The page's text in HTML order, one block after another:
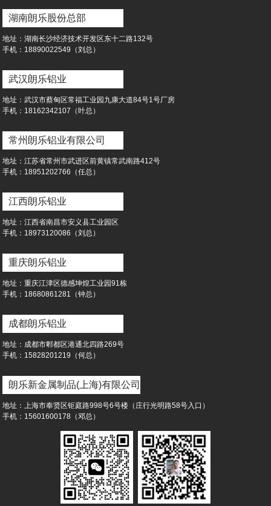
湖南朗乐股份总部
地址：湖南⻓沙经济技术开发区东⼗⼆路132号
⼿机：18890022549（刘总）
武汉朗乐铝业
地址：武汉市蔡甸区常福⼯业园九康⼤道84号1号⼚房
⼿机：18162342107（叶总）
常州朗乐铝业有限公司
地址：江苏省常州市武进区前黄镇常武南路412号
⼿机：18951202766（任总）
江西朗乐铝业
地址：江西省南昌市安义县工业园区
⼿机：18973120086（刘总）
重庆朗乐铝业
地址：重庆江津区德感坤煌工业园91栋
⼿机：18680861281（钟总）
成都朗乐铝业
地址：成都市郫都区港通北四路269号
⼿机：15828201219（何总）
朗乐新金属制品(上海)有限公司
地址：上海市奉贤区钜庭路998号6号楼（庄行光明路58号入口）
⼿机：15601600178（邓总）